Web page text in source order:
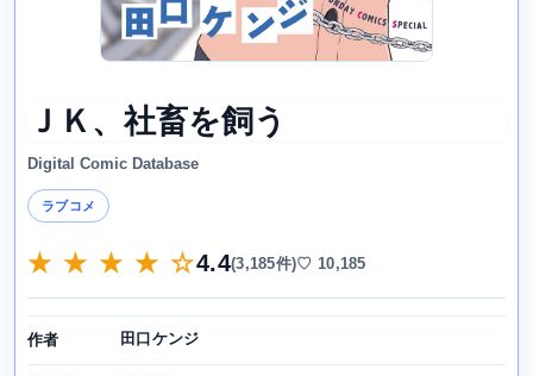
ＪＫ、社畜を飼う
Digital Comic Database
ラブコメ
★ ★ ★ ★ ☆4.4(3,185件)♡ 10,185
作者 田口ケンジ